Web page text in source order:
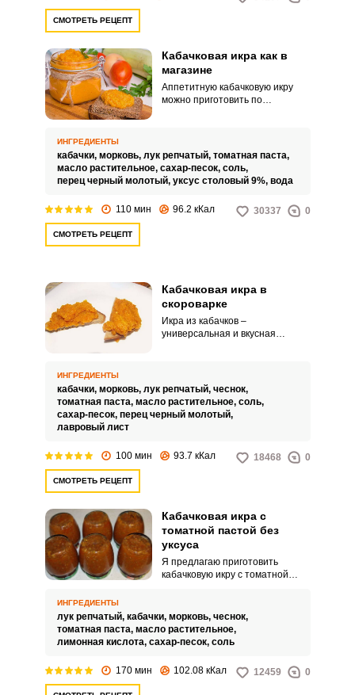
СМОТРЕТЬ РЕЦЕПТ
Кабачковая икра как в
магазине
Аппетитную кабачковую икру
можно приготовить по
универсальна в своем
применении: она может быть и
соусом, и важной составляющей
холодных закусок.
ИНГРЕДИЕНТЫ
кабачки, морковь, лук репчатый, томатная паста,
масло растительное, сахар-песок, соль,
перец черный молотый, уксус столовый 9%, вода
110 мин 96.2 кКал 30337 0
СМОТРЕТЬ РЕЦЕПТ
Кабачковая икра в
скороварке
Икра из кабачков –
универсальная и вкусная
аппетитной и ароматной.
ИНГРЕДИЕНТЫ
кабачки, морковь, лук репчатый, чеснок,
томатная паста, масло растительное, соль,
сахар-песок, перец черный молотый,
лавровый лист
100 мин 93.7 кКал 18468 0
СМОТРЕТЬ РЕЦЕПТ
Кабачковая икра с
томатной пастой без
уксуса
Я предлагаю приготовить
кабачковую икру с томатной
уксуса используют лимонку.
ИНГРЕДИЕНТЫ
лук репчатый, кабачки, морковь, чеснок,
томатная паста, масло растительное,
лимонная кислота, сахар-песок, соль
170 мин 102.08 кКал 12459 0
ВХОД НА САЙТ РЕГИСТРАЦИЯ
Войдите
или